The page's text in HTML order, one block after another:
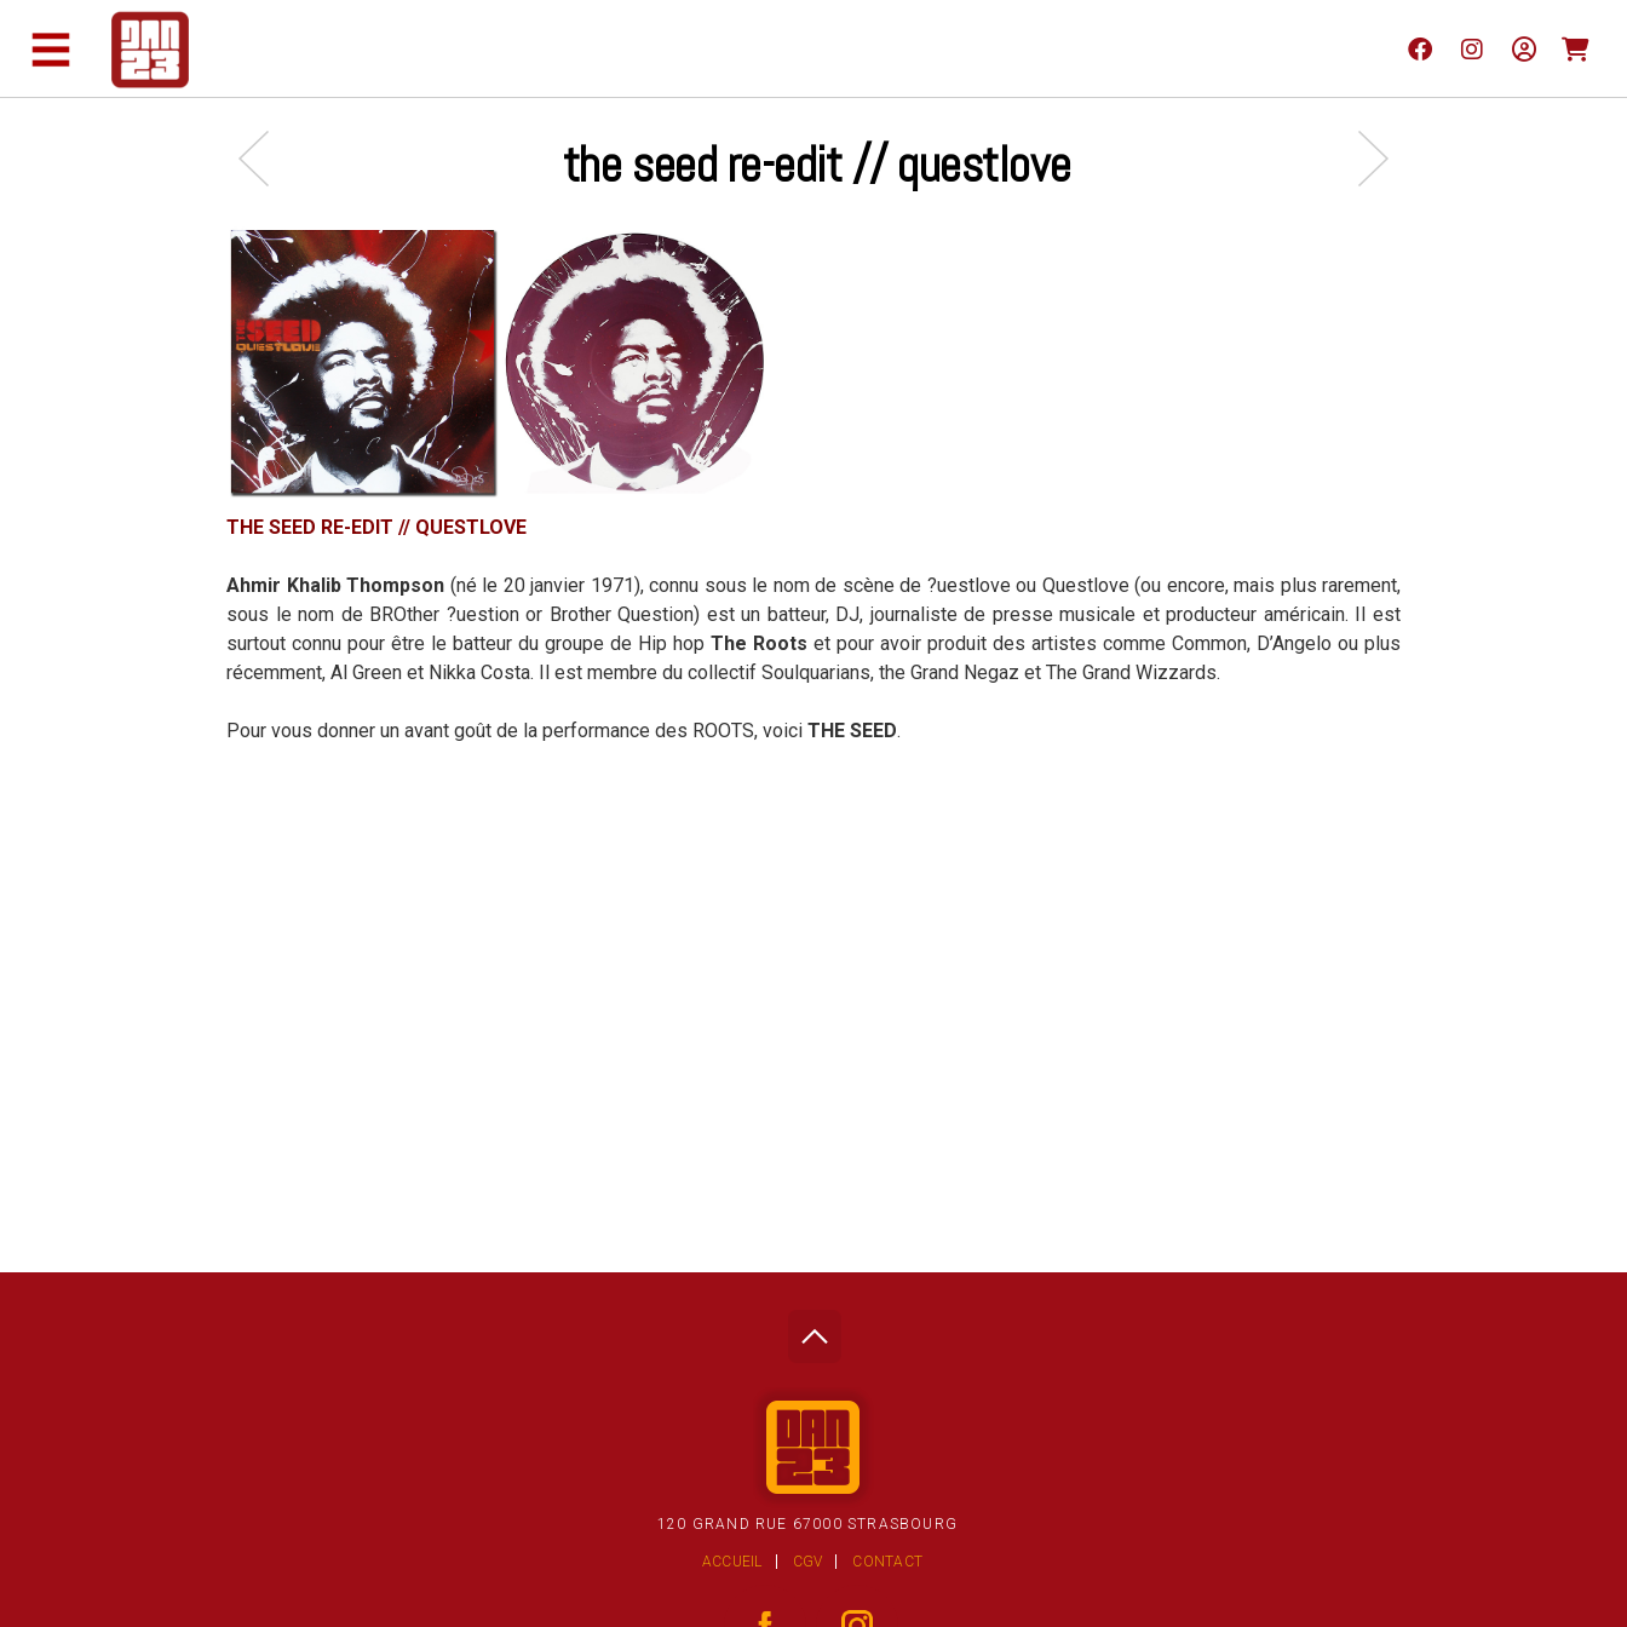
the seed re-edit // questlove
THE SEED RE-EDIT // QUESTLOVE
Ahmir Khalib Thompson (né le 20 janvier 1971), connu sous le nom de scène de ?uestlove ou Questlove (ou encore, mais plus rarement,
sous le nom de BROther ?uestion or Brother Question) est un batteur, DJ, journaliste de presse musicale et producteur américain. Il est
surtout connu pour être le batteur du groupe de Hip hop The Roots et pour avoir produit des artistes comme Common, D’Angelo ou plus
récemment, Al Green et Nikka Costa. Il est membre du collectif Soulquarians, the Grand Negaz et The Grand Wizzards.
Pour vous donner un avant goût de la performance des ROOTS, voici THE SEED.
120 GRAND RUE 67000 STRASBOURG
ACCUEIL CGV CONTACT